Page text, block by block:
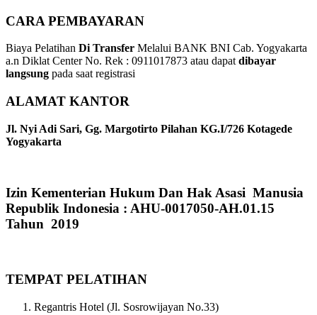
CARA PEMBAYARAN
Biaya Pelatihan Di Transfer Melalui BANK BNI Cab. Yogyakarta
a.n Diklat Center No. Rek : 0911017873 atau dapat dibayar
langsung pada saat registrasi
ALAMAT KANTOR
Jl. Nyi Adi Sari, Gg. Margotirto Pilahan KG.I/726 Kotagede
Yogyakarta
Izin Kementerian Hukum Dan Hak Asasi Manusia
Republik Indonesia : AHU-0017050-AH.01.15
Tahun 2019
TEMPAT PELATIHAN
Regantris Hotel (Jl. Sosrowijayan No.33)